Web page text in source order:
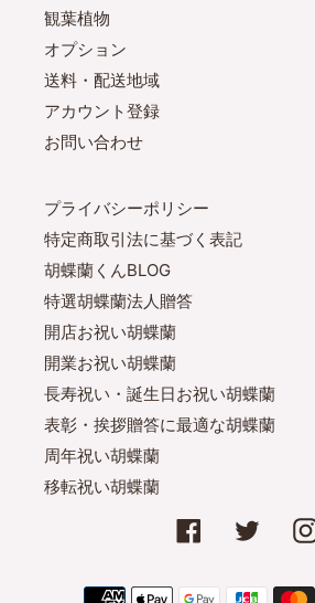
観葉植物
オプション
送料・配送地域
アカウント登録
お問い合わせ
プライバシーポリシー
特定商取引法に基づく表記
胡蝶蘭くんBLOG
特選胡蝶蘭法人贈答
開店お祝い胡蝶蘭
開業お祝い胡蝶蘭
長寿祝い・誕生日お祝い胡蝶蘭
表彰・挨拶贈答に最適な胡蝶蘭
周年祝い胡蝶蘭
移転祝い胡蝶蘭
FacebookTwitter
決